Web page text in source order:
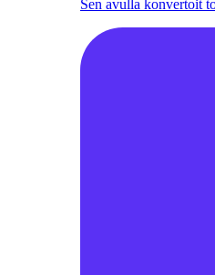
Sen avulla konvertoit